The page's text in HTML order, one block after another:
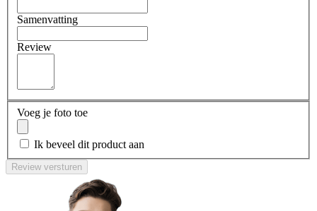
Samenvatting
Review
Voeg je foto toe
Ik beveel dit product aan
Review versturen